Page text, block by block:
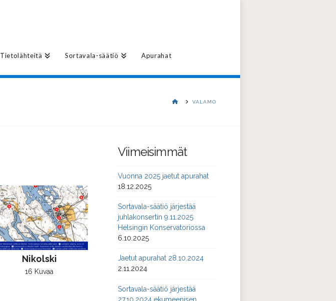
Tietolähteitä Sortavala-säätiö Apurahat
HOMEVALAMO
Nikolski
16 Kuvaa
Viimeisimmät
Vuonna 2025 jaetut apurahat
18.12.2025
Sortavala-säätiö järjestää
juhlakonsertin 9.11.2025
Helsingin Konservatoriossa
6.10.2025
Jaetut apurahat 28.10.2024
2.11.2024
Sortavala-säätiö järjestää
27.10.2024 ekumeenisen